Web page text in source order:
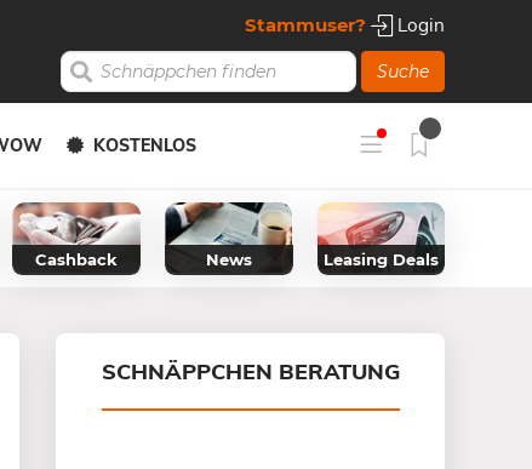
Stammuser? Login
Suche
KOSTENLOS
Cashback News Leasing Deals
SCHNÄPPCHEN BERATUNG